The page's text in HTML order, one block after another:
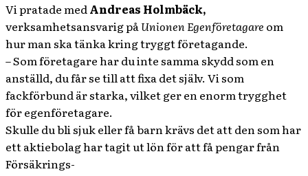
Vi pratade medAndreas Holmbäck,
verksamhetsansvarig påUnionen Egenföretagare om
hur man ska tänka kring tryggt företagande.
– Som företagare har du inte samma skydd som en
anställd, du får se till att fixa det själv. Vi som
fackförbund är starka, vilket ger en enorm trygghet
för egenföretagare.
Skulle du bli sjuk eller få barn krävs det att den som har
ett aktiebolag har tagit ut lön för att få pengar från
Försäkrings-